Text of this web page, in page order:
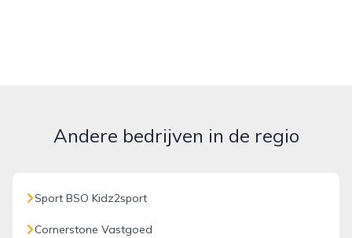
Andere bedrijven in de regio
Sport BSO Kidz2sport
Cornerstone Vastgoed